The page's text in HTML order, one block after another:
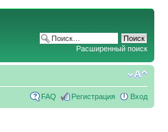
Расширенный поиск
FAQ Регистрация Вход